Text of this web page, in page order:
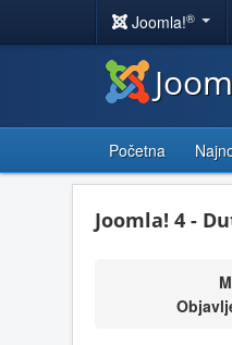
Joomla!®
Početna
Joomla! 4 -